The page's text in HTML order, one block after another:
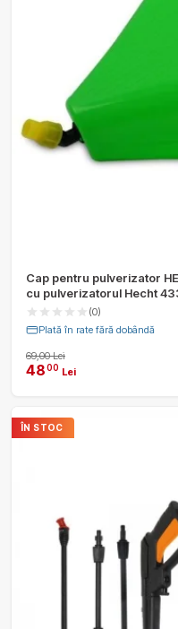
Cap pentru pulverizator
cu pulverizatorul Hecht
(0)
Plată în rate fără dobândă
69,00 Lei
4800 Lei
ÎN STOC